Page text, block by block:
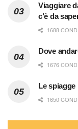
Viaggiare
c’è da
1688
Dove
1676
Le
1650